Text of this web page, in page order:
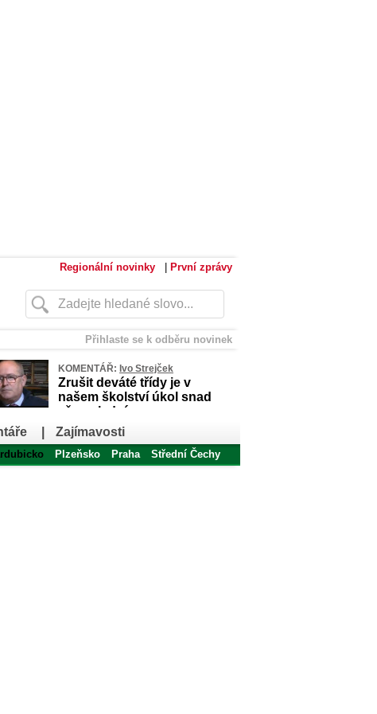
Regionální novinky První zprávy
Přihlaste se k odběru novinek
KOMENTÁŘ: Ivo Strejček
Zrušit deváté třídy je v
našem školství úkol snad
až poslední
Zajímavosti
Plzeňsko Praha
Střední Čechy